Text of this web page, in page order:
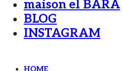
maison el BARA
BLOG
INSTAGRAM
HOME